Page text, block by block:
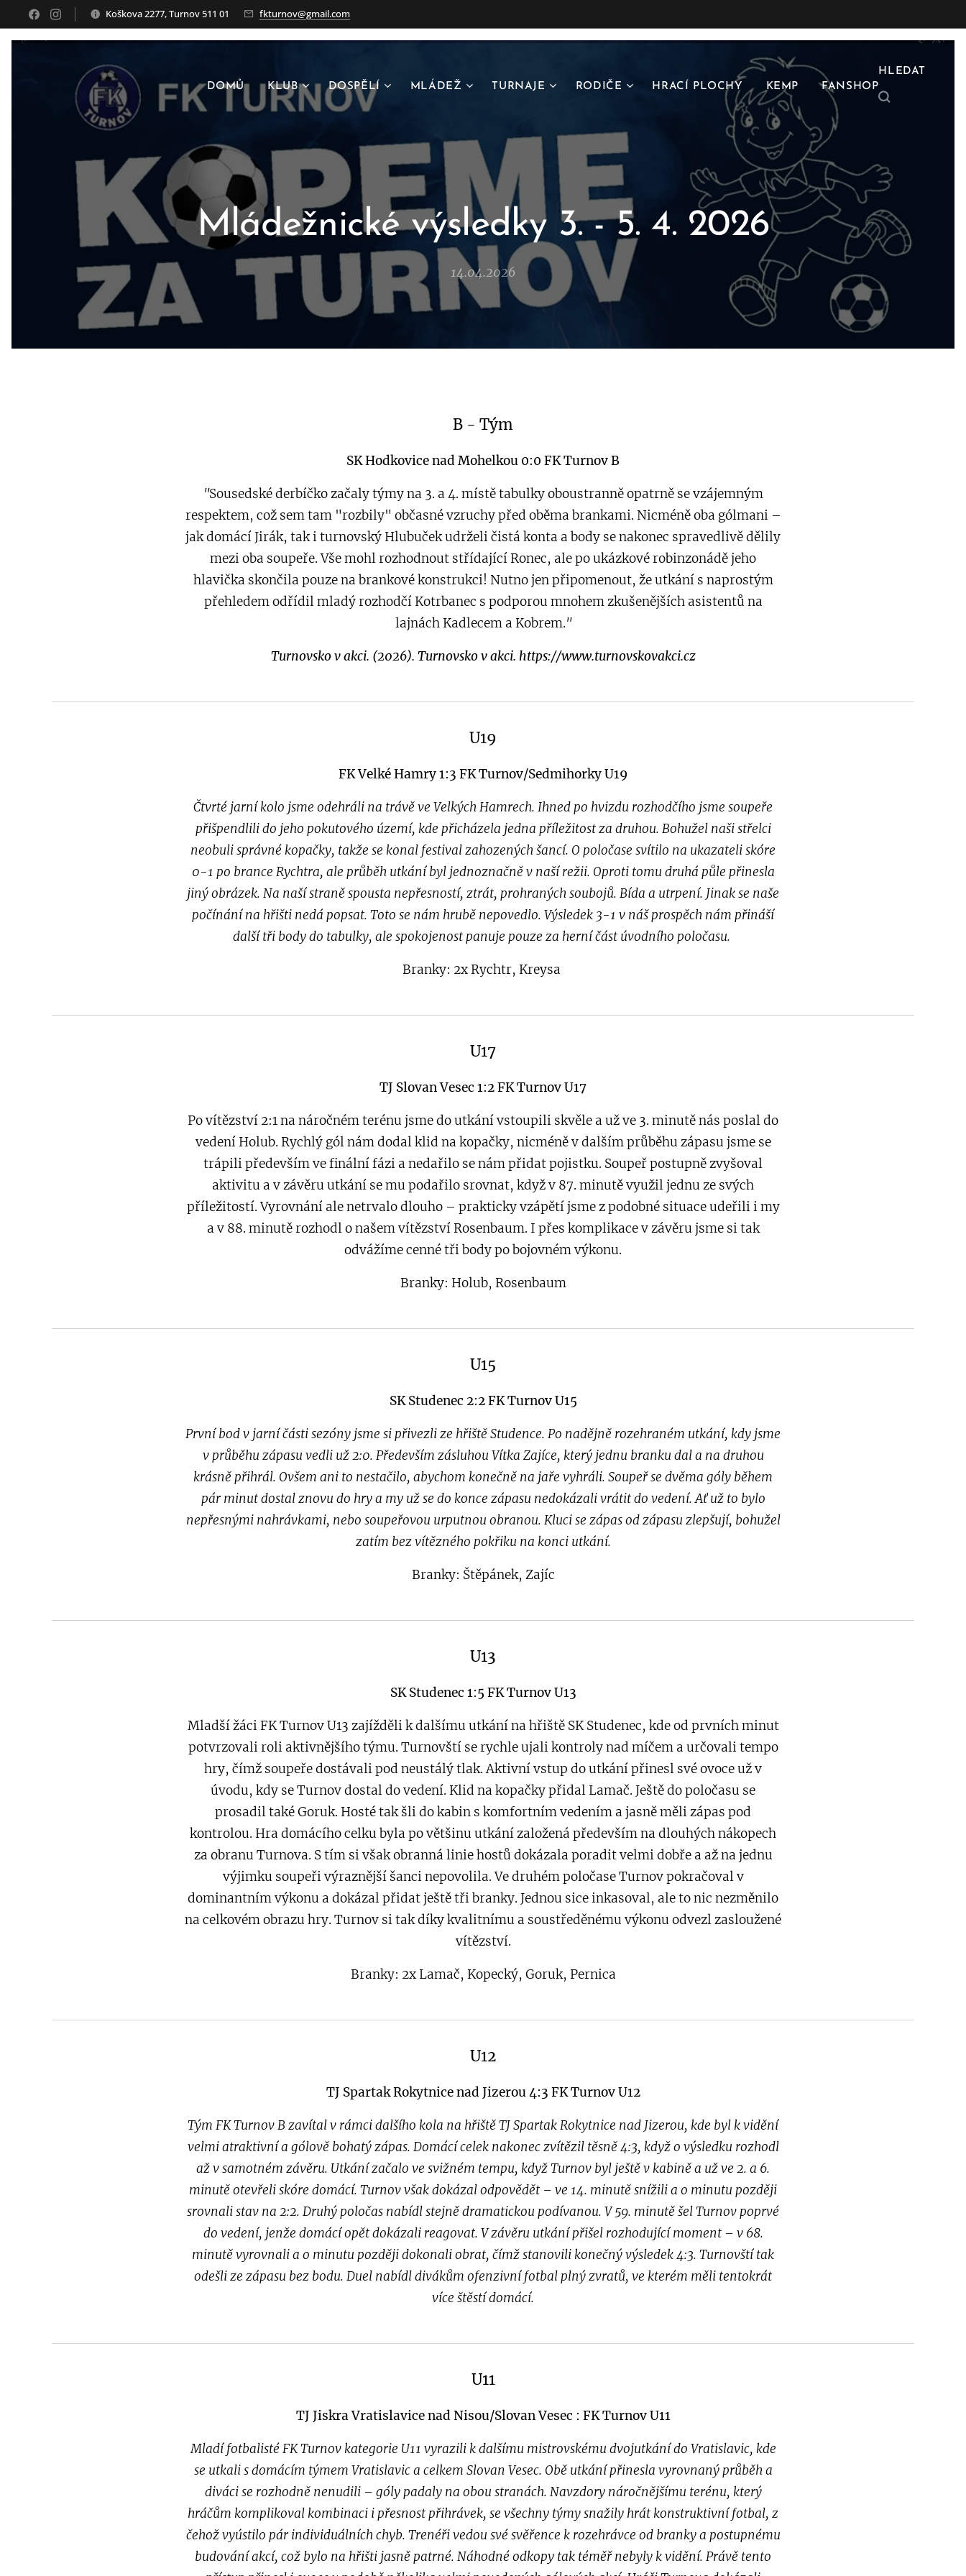
Koškova 2277, Turnov 511 01 fkturnov@gmail.com
DOMŮ KLUB DOSPĚLÍ MLÁDEŽ TURNAJE RODIČE HRACÍ PLOCHY KEMP FANSHOP
HLEDAT
Mládežnické výsledky 3. - 5. 4. 2026
14.04.2026
B - Tým
SK Hodkovice nad Mohelkou 0:0 FK Turnov B
"Sousedské derbíčko začaly týmy na 3. a 4. místě tabulky oboustranně opatrně se vzájemným
respektem, což sem tam "rozbily" občasné vzruchy před oběma brankami. Nicméně oba gólmani –
jak domácí Jirák, tak i turnovský Hlubuček udrželi čistá konta a body se nakonec spravedlivě dělily
mezi oba soupeře. Vše mohl rozhodnout střídající Ronec, ale po ukázkové robinzonádě jeho
hlavička skončila pouze na brankové konstrukci! Nutno jen připomenout, že utkání s naprostým
přehledem odřídil mladý rozhodčí Kotrbanec s podporou mnohem zkušenějších asistentů na
lajnách Kadlecem a Kobrem."
Turnovsko v akci. (2026). Turnovsko v akci. https://www.turnovskovakci.cz
U19
FK Velké Hamry 1:3 FK Turnov/Sedmihorky U19
Čtvrté jarní kolo jsme odehráli na trávě ve Velkých Hamrech. Ihned po hvizdu rozhodčího jsme soupeře
přišpendlili do jeho pokutového území, kde přicházela jedna příležitost za druhou. Bohužel naši střelci
neobuli správné kopačky, takže se konal festival zahozených šancí. O poločase svítilo na ukazateli skóre
0-1 po brance Rychtra, ale průběh utkání byl jednoznačně v naší režii. Oproti tomu druhá půle přinesla
jiný obrázek. Na naší straně spousta nepřesností, ztrát, prohraných soubojů. Bída a utrpení. Jinak se naše
počínání na hřišti nedá popsat. Toto se nám hrubě nepovedlo. Výsledek 3-1 v náš prospěch nám přináší
další tři body do tabulky, ale spokojenost panuje pouze za herní část úvodního poločasu.
Branky: 2xRychtr, Kreysa
U17
TJ Slovan Vesec 1:2 FK Turnov U17
Po vítězství 2:1 na náročném terénu jsme do utkání vstoupili skvěle a už ve 3. minutě nás poslal do
vedení Holub. Rychlý gól nám dodal klid na kopačky, nicméně v dalším průběhu zápasu jsme se
trápili především ve finální fázi a nedařilo se nám přidat pojistku. Soupeř postupně zvyšoval
aktivitu a v závěru utkání se mu podařilo srovnat, když v 87. minutě využil jednu ze svých
příležitostí. Vyrovnání ale netrvalo dlouho – prakticky vzápětí jsme z podobné situace udeřili i my
a v 88. minutě rozhodl o našem vítězství Rosenbaum. I přes komplikace v závěru jsme si tak
odvážíme cenné tři body po bojovném výkonu.
Branky: Holub, Rosenbaum
U15
SK Studenec 2:2FK Turnov U15
První bod v jarní části sezóny jsme si přivezli ze hřiště Studence. Po nadějně rozehraném utkání, kdy jsme
v průběhu zápasu vedli už 2:0. Především zásluhou Vítka Zajíce, který jednu branku dal a na druhou
krásně přihrál. Ovšem ani to nestačilo, abychom konečně na jaře vyhráli. Soupeř se dvěma góly během
pár minut dostal znovu do hry a my už se do konce zápasu nedokázali vrátit do vedení. Ať už to bylo
nepřesnými nahrávkami, nebo soupeřovou urputnou obranou. Kluci se zápas od zápasu zlepšují, bohužel
zatím bez vítězného pokřiku na konci utkání.
Branky: Štěpánek, Zajíc
U13
SK Studenec 1:5 FK Turnov U13
Mladší žáci FK Turnov U13 zajížděli k dalšímu utkání na hřiště SK Studenec, kde od prvních minut
potvrzovali roli aktivnějšího týmu. Turnovští se rychle ujali kontroly nad míčem a určovali tempo
hry, čímž soupeře dostávali pod neustálý tlak. Aktivní vstup do utkání přinesl své ovoce už v
úvodu, kdy se Turnov dostal do vedení. Klid na kopačky přidal Lamač. Ještě do poločasu se
prosadil také Goruk. Hosté tak šli do kabin s komfortním vedením a jasně měli zápas pod
kontrolou. Hra domácího celku byla po většinu utkání založená především na dlouhých nákopech
za obranu Turnova. S tím si však obranná linie hostů dokázala poradit velmi dobře a až na jednu
výjimku soupeři výraznější šanci nepovolila. Ve druhém poločase Turnov pokračoval v
dominantním výkonu a dokázal přidat ještě tři branky. Jednou sice inkasoval, ale to nic nezměnilo
na celkovém obrazu hry. Turnov si tak díky kvalitnímu a soustředěnému výkonu odvezl zasloužené
vítězství.
Branky: 2x Lamač, Kopecký, Goruk, Pernica
U12
TJ Spartak Rokytnice nad Jizerou 4:3 FK Turnov U12
Tým FK Turnov B zavítal v rámci dalšího kola na hřiště TJ Spartak Rokytnice nad Jizerou, kde byl k vidění
velmi atraktivní a gólově bohatý zápas. Domácí celek nakonec zvítězil těsně 4:3, když o výsledku rozhodl
až v samotném závěru. Utkání začalo ve svižném tempu, když Turnov byl ještě v kabině a už ve 2. a 6.
minutě otevřeli skóre domácí. Turnov však dokázal odpovědět – ve 14. minutě snížili a o minutu později
srovnali stav na 2:2. Druhý poločas nabídl stejně dramatickou podívanou. V 59. minutě šel Turnov poprvé
do vedení, jenže domácí opět dokázali reagovat. V závěru utkání přišel rozhodující moment – v 68.
minutě vyrovnali a o minutu později dokonali obrat, čímž stanovili konečný výsledek 4:3. Turnovští tak
odešli ze zápasu bez bodu. Duel nabídl divákům ofenzivní fotbal plný zvratů, ve kterém měli tentokrát
více štěstí domácí.
U11
TJ Jiskra Vratislavice nad Nisou/Slovan Vesec : FK Turnov U11
Mladí fotbalisté FK Turnov kategorie U11 vyrazili k dalšímu mistrovskému dvojutkání do Vratislavic, kde
se utkali s domácím týmem Vratislavic a celkem Slovan Vesec. Obě utkání přinesla vyrovnaný průběh a
diváci se rozhodně nenudili – góly padaly na obou stranách. Navzdory náročnějšímu terénu, který
hráčům komplikoval kombinaci i přesnost přihrávek, se všechny týmy snažily hrát konstruktivní fotbal, z
čehož vyústilo pár individuálních chyb. Trenéři vedou své svěřence k rozehrávce od branky a postupnému
budování akcí, což bylo na hřišti jasně patrné. Náhodné odkopy tak téměř nebyly k vidění. Právě tento